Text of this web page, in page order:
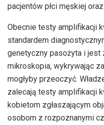
pacjentów płci męskiej
Obecnie testy amplifikacji
standardem
genetyczny pasożyta i jest
mikroskopia, wykrywając
mogłyby przeoczyć.
zalecają testy amplifikacji
kobietom zgłaszającym
osobom z rozpoznanymi